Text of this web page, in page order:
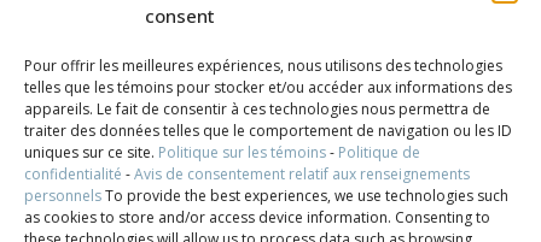
consent
Pour offrir les meilleures expériences, nous utilisons des technologies
telles que les témoins pour stocker et/ou accéder aux informations des
appareils. Le fait de consentir à ces technologies nous permettra de
traiter des données telles que le comportement de navigation ou les ID
uniques sur ce site. Politique sur les témoins- Politique de
confidentialité -Avis de consentement relatif aux renseignements
personnelsTo provide the best experiences, we use technologies such
as cookies to store and/or access device information. Consenting to